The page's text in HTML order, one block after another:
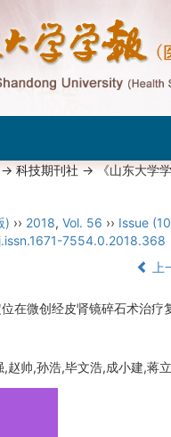
>科技期刊社-> 《山东大学
) ›› 2018, Vol. 56 ›› Issue
7554.0.2018.368
上
在微创经皮肾镜碎石术治疗
,赵帅,孙浩,毕文浩,成小建,蒋